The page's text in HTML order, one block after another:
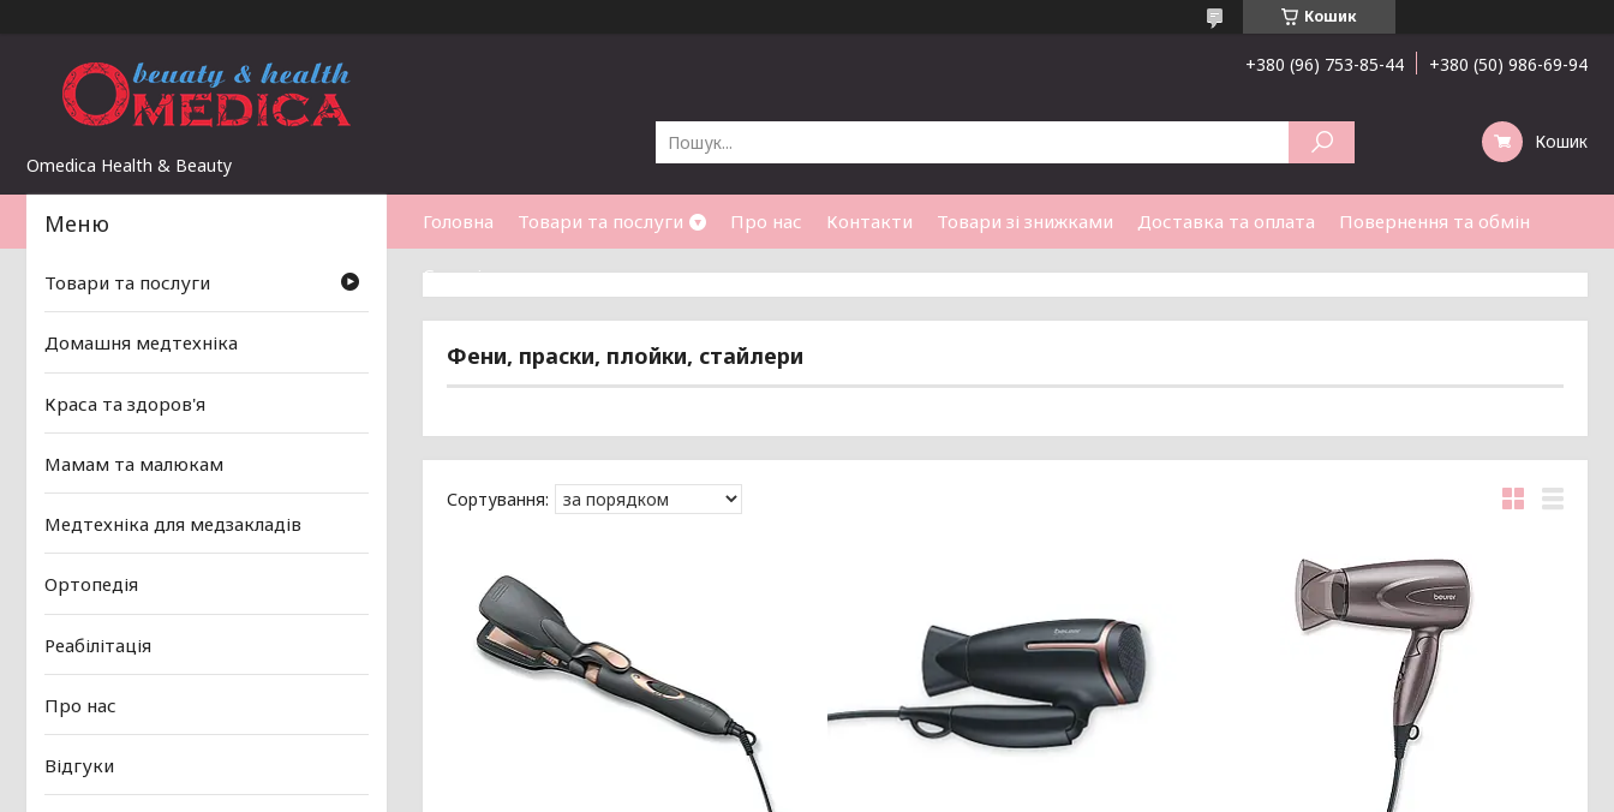
Кошик
Omedica Health & Beauty
+380 (96) 753-85-44 +380 (50) 986-69-94
Кошик
Головна Товари та послуги Про нас Контакти Товари зі знижками Доставка та оплата Повернення та обмін
Статті
Фени, праски, плойки, стайлери
Товари та послуги
Домашня медтехніка
Краса та здоров'я
Мамам та малюкам
Медтехніка для медзакладів
Ортопедія
Реабілітація
Про нас
Відгуки